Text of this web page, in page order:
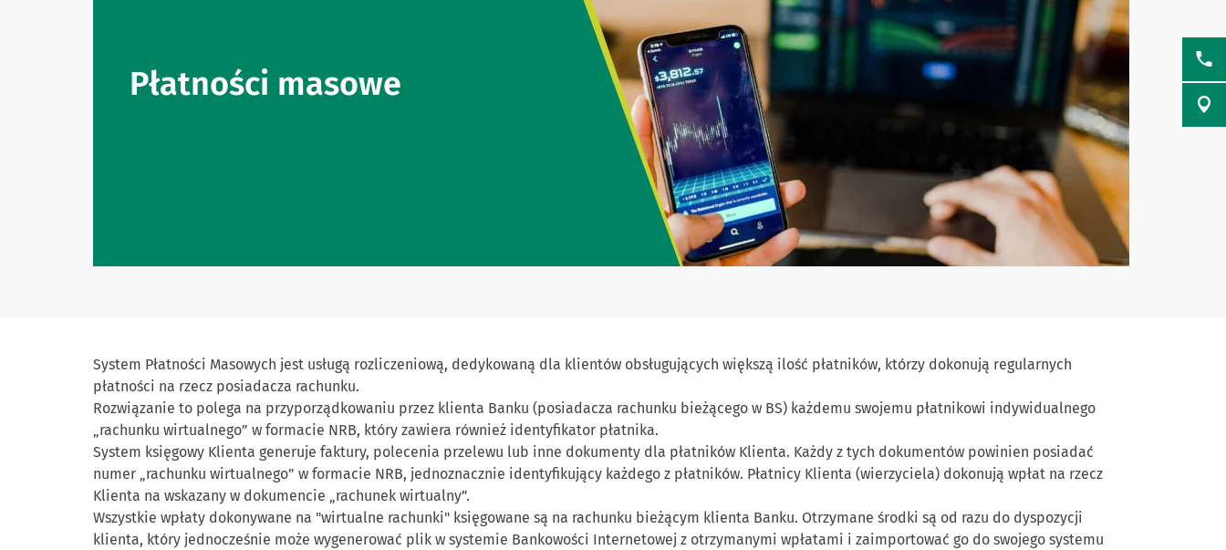
Płatności masowe
System Płatności Masowych jest usługą rozliczeniową, dedykowaną dla klientów obsługujących większą ilość płatników, którzy dokonują regularnych
płatności na rzecz posiadacza rachunku.
Rozwiązanie to polega na przyporządkowaniu przez klienta Banku (posiadacza rachunku bieżącego w BS) każdemu swojemu płatnikowi indywidualnego
„rachunku wirtualnego” w formacie NRB, który zawiera również identyfikator płatnika.
System księgowy Klienta generuje faktury, polecenia przelewu lub inne dokumenty dla płatników Klienta. Każdy z tych dokumentów powinien posiadać
numer „rachunku wirtualnego” w formacie NRB, jednoznacznie identyfikujący każdego z płatników. Płatnicy Klienta (wierzyciela) dokonują wpłat na rzecz
Klienta na wskazany w dokumencie „rachunek wirtualny”.
Wszystkie wpłaty dokonywane na "wirtualne rachunki" księgowane są na rachunku bieżącym klienta Banku. Otrzymane środki są od razu do dyspozycji
klienta, który jednocześnie może wygenerować plik w systemie Bankowości Internetowej z otrzymanymi wpłatami i zaimportować go do swojego systemu